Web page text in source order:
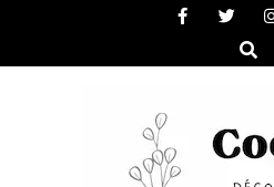
content
Search